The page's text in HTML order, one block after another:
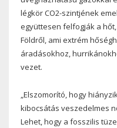
légkör CO2-szintjének
együttesen felfogják a
Földről, ami extrém
áradásokhoz,
vezet.
„Elszomorító, hogy
kibocsátás veszedelmes
Lehet, hogy a fosszilis